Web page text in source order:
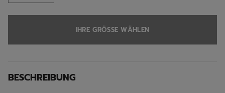
IHRE GRÖSSE WÄHLEN
BESCHREIBUNG